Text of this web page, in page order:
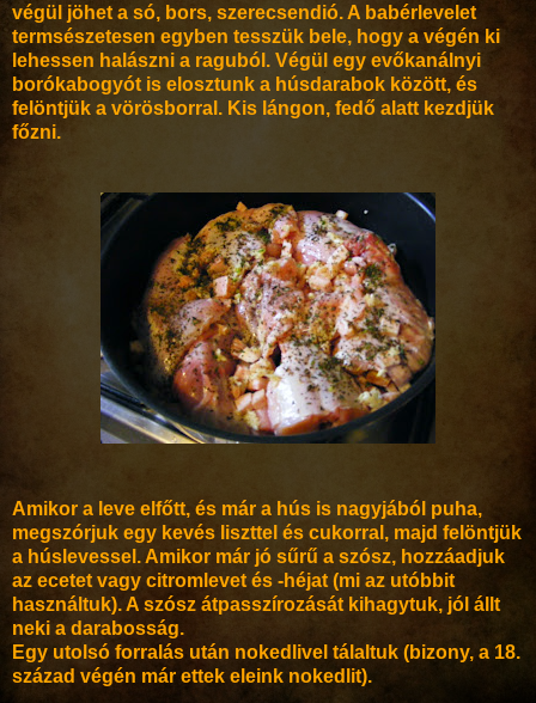
végül jöhet a só, bors, szerecsendió. A babérlevelet
termsészetesen egyben tesszük bele, hogy a végén ki
lehessen halászni a raguból. Végül egy evőkanálnyi
borókabogyót is elosztunk a húsdarabok között, és
felöntjük a vörösborral. Kis lángon, fedő alatt kezdjük
főzni.
Amikor a leve elfőtt, és már a hús is nagyjából puha,
megszórjuk egy kevés liszttel és cukorral, majd felöntjük
a húslevessel. Amikor már jó sűrű a szósz, hozzáadjuk
az ecetet vagy citromlevet és -héjat (mi az utóbbit
használtuk). A szósz átpasszírozását kihagytuk, jól állt
neki a darabosság.
Egy utolsó forralás után nokedlivel tálaltuk (bizony, a 18.
század végén már ettek eleink nokedlit).